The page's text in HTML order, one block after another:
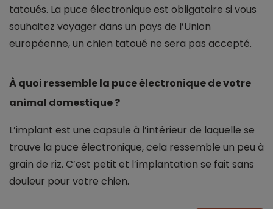
tatoués. La puce électronique est obligatoire si vous
souhaitez voyager dans un pays de l’Union
européenne, un chien tatoué ne sera pas accepté.
À quoi ressemble la puce électronique de votre
animal domestique ?
L’implant est une capsule à l’intérieur de laquelle se
trouve la puce électronique, cela ressemble un peu à
grain de riz. C’est petit et l’implantation se fait sans
douleur pour votre chien.